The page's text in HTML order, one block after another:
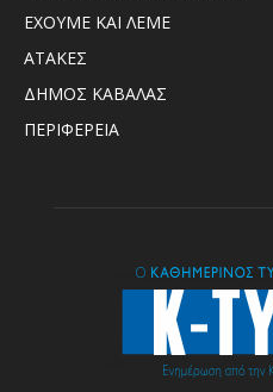
ΕΧΟΥΜΕ ΚΑΙ ΛΕΜΕ
ΑΤΑΚΕΣ
ΔΗΜΟΣ ΚΑΒΑΛΑΣ
ΠΕΡΙΦΕΡΕΙΑ